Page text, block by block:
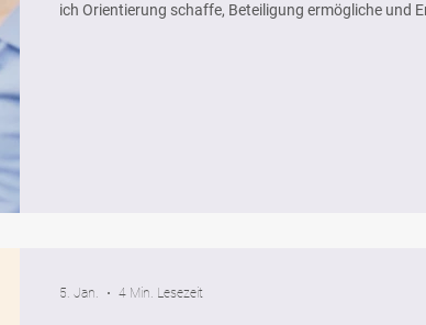
ich Orientierung schaffe, Beteiligung ermögliche und
5. Jan. 4 Min. Lesezeit